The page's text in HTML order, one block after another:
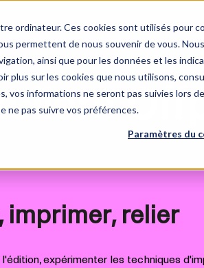
ordinateur. Ces cookies sont utilisés pour
permettent de nous souvenir de vous.
ainsi que pour les données et les
plus sur les cookies que nous utilisons,
vos informations ne seront pas suivies lors
ne pas suivre vos préférences.
Paramètres du
imprimer, relier
expérimenter les techniques